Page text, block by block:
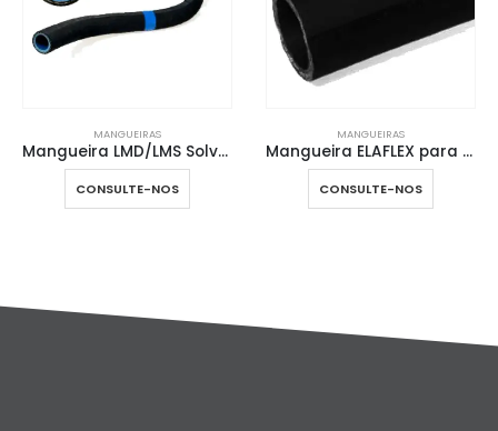
Mangueira LMD/LMS Solventes
MANGUEIRAS
Mangueira ELAFLEX para Ar Quente
CONSULTE-NOS
PISTOLAS DE
CONSULTE-NOS